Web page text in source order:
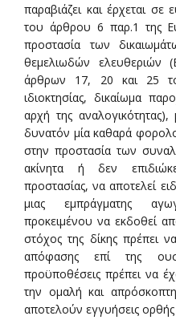
παραβιάζει και έρχεται σε
του άρθρου 6 παρ.1 της
προστασία των
θεμελιωδών ελευθεριών
άρθρων 17, 20 και 25
ιδιοκτησίας, δικαίωμα
αρχή της
δυνατόν μία καθαρά
στην προστασία των
ακίνητα ή δεν
προστασίας, να αποτελεί
μιας εμπράγματης
προκειμένου να εκδοθεί
στόχος της δίκης πρέπει
απόφασης επί της
προϋποθέσεις πρέπει να
την ομαλή και
αποτελούν εγγυήσεις